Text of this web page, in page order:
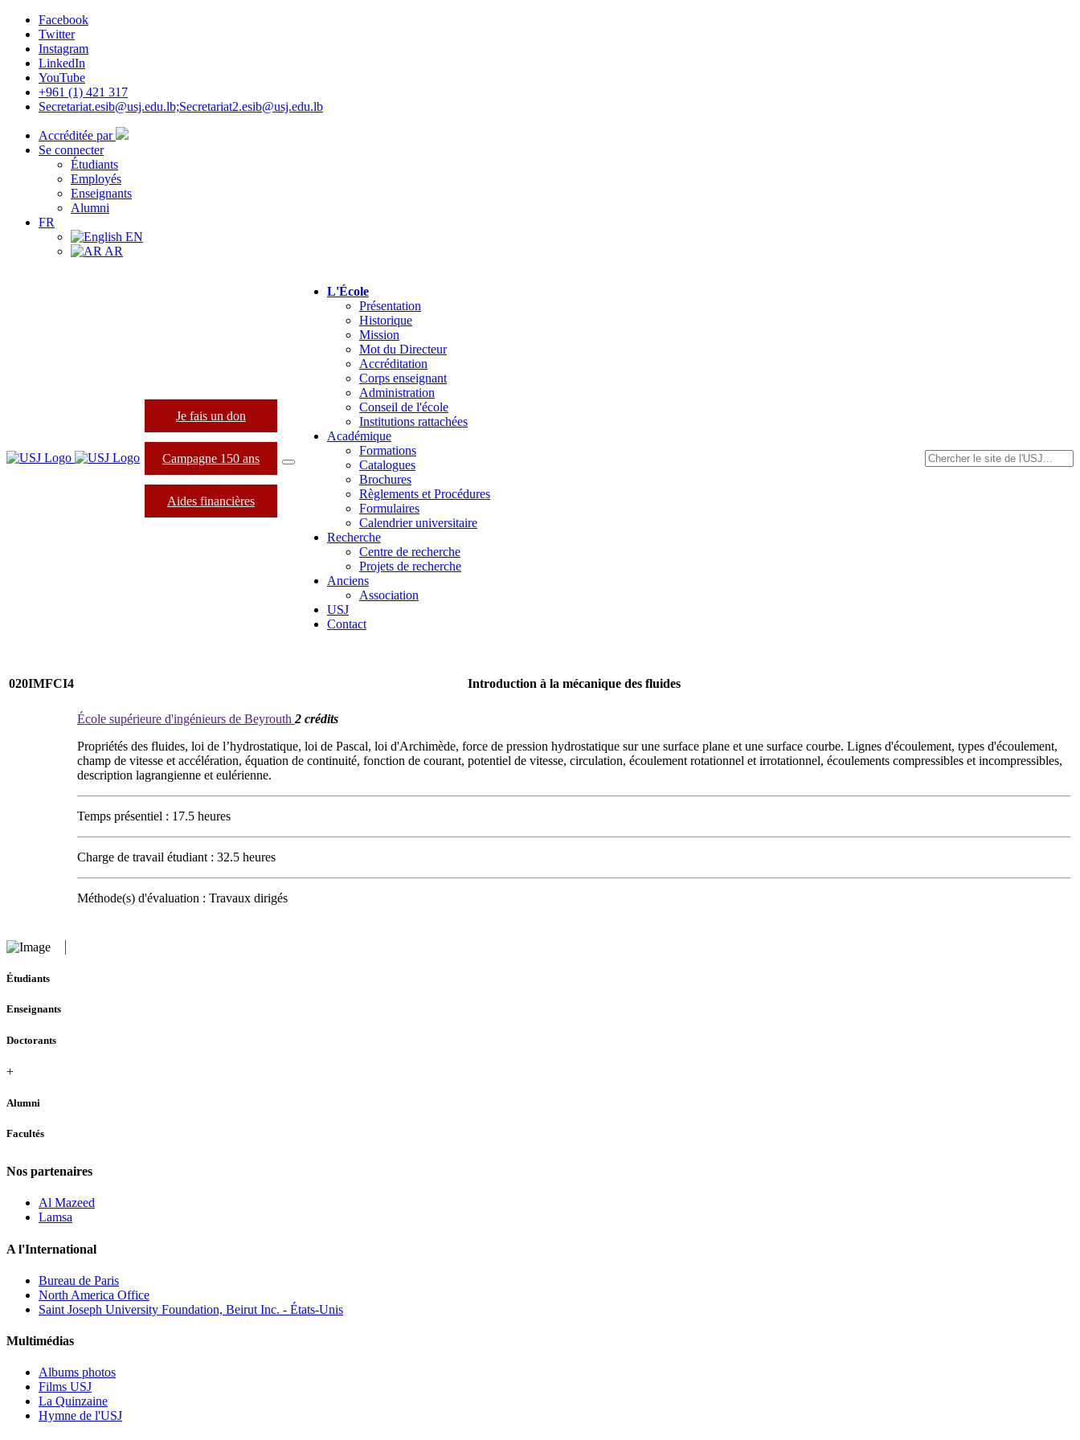
Facebook
Twitter
Instagram
LinkedIn
YouTube
+961 (1) 421 317
Secretariat.esib@usj.edu.lb;Secretariat2.esib@usj.edu.lb
Accréditée par
Se connecter
Étudiants
Employés
Enseignants
Alumni
FR
EN
AR
Je fais un don
Campagne 150 ans
Aides financières
L'École
Présentation
Historique
Mission
Mot du Directeur
Accréditation
Corps enseignant
Administration
Conseil de l'école
Institutions rattachées
Académique
Formations
Catalogues
Brochures
Règlements et Procédures
Formulaires
Calendrier universitaire
Recherche
Centre de recherche
Projets de recherche
Anciens
Association
USJ
Contact
020IMFCI4 Introduction à la mécanique des fluides
École supérieure d'ingénieurs de Beyrouth 2 crédits
Propriétés des fluides, loi de l’hydrostatique, loi de Pascal, loi d'Archimède, force de pression hydrostatique sur une surface plane et une surface courbe. Lignes d'écoulement, types d'écoulement,
champ de vitesse et accélération, équation de continuité, fonction de courant, potentiel de vitesse, circulation, écoulement rotationnel et irrotationnel, écoulements compressibles et incompressibles,
description lagrangienne et eulérienne.
Temps présentiel : 17.5 heures
Charge de travail étudiant : 32.5 heures
Méthode(s) d'évaluation : Travaux dirigés
Étudiants
Enseignants
Doctorants
+
Alumni
Facultés
Nos partenaires
Al Mazeed
Lamsa
A l'International
Bureau de Paris
North America Office
Saint Joseph University Foundation, Beirut Inc. - États-Unis
Multimédias
Albums photos
Films USJ
La Quinzaine
Hymne de l'USJ